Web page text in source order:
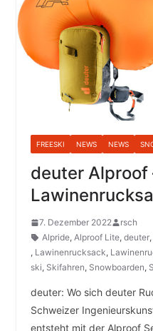
FREESKI NEWS NEWS
deuter Alproof
7. Dezember 2022
rsch
Alpride, Alproof Lite, deuter,
, Lawinenrucksack,
ski, Skifahren, Snowboarden,
deuter: Wo sich deuter
Schweizer
entsteht mit der Alproof